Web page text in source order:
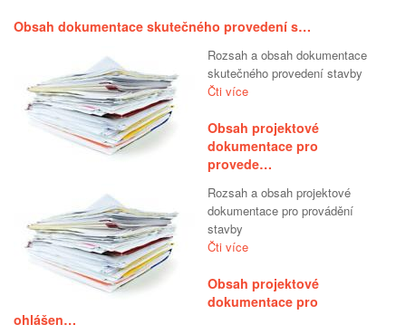
Obsah dokumentace skutečného provedení s…
Rozsah a obsah dokumentace
skutečného provedení stavby
Čti více
Obsah projektové
dokumentace pro
provede…
Rozsah a obsah projektové
dokumentace pro provádění
stavby
Čti více
Obsah projektové
dokumentace pro
ohlášen…